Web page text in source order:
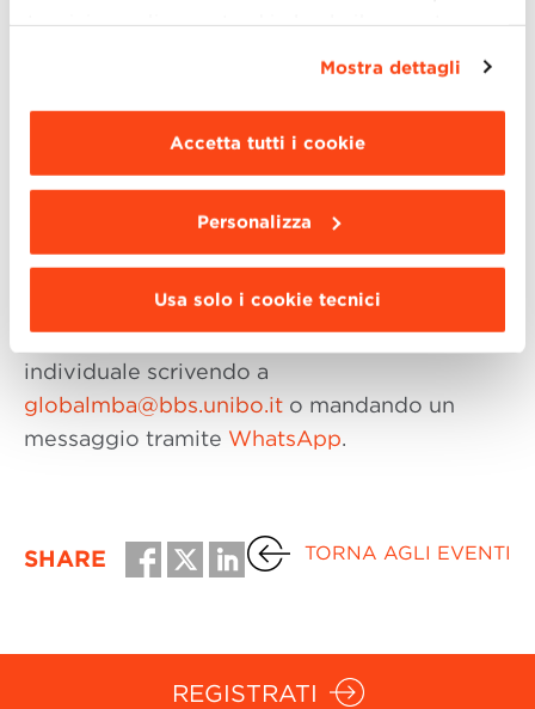
tecnici semplicemente chiudendo il presente
Dettagli ”. Per
modificare le impostazioni di navigazione e
scegliere le funzionalità, le terze parti e i cookie
Mostra dettagli
Accetta tutti i cookie
Personalizza
Usa solo i cookie tecnici
: Presentazione del Global
Direttore Scientifico
dubbi e domande.
Per partecipare all’evento, compilare il
È inoltre possibile fissare un appuntamento
individuale scrivendo a
globalmba@bbs.unibo.it o mandando un
messaggio tramite WhatsApp.
SHARE TORNA AGLI EVENTI
REGISTRATI